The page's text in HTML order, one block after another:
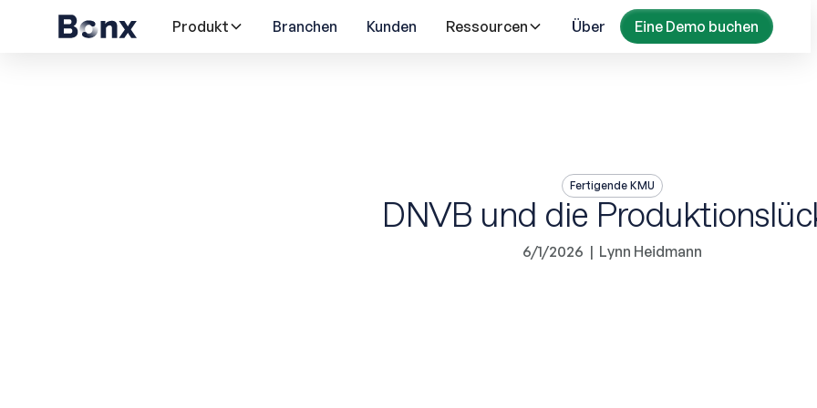
Produkt Branchen Kunden Ressourcen Über Eine Demo buchen
Fertigende KMU
DNVB und die
6/1/2026 | Lynn Heidmann